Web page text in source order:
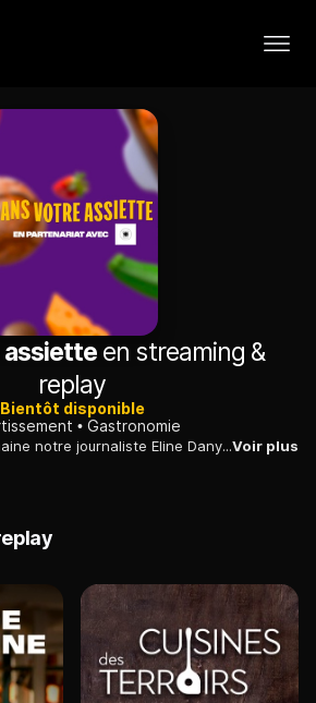
assiette en streaming &
replay
Bientôt disponible
Gastronomie
Retrouvez chaque semaine notre journaliste Eline Dany avec un chef...Voir plus